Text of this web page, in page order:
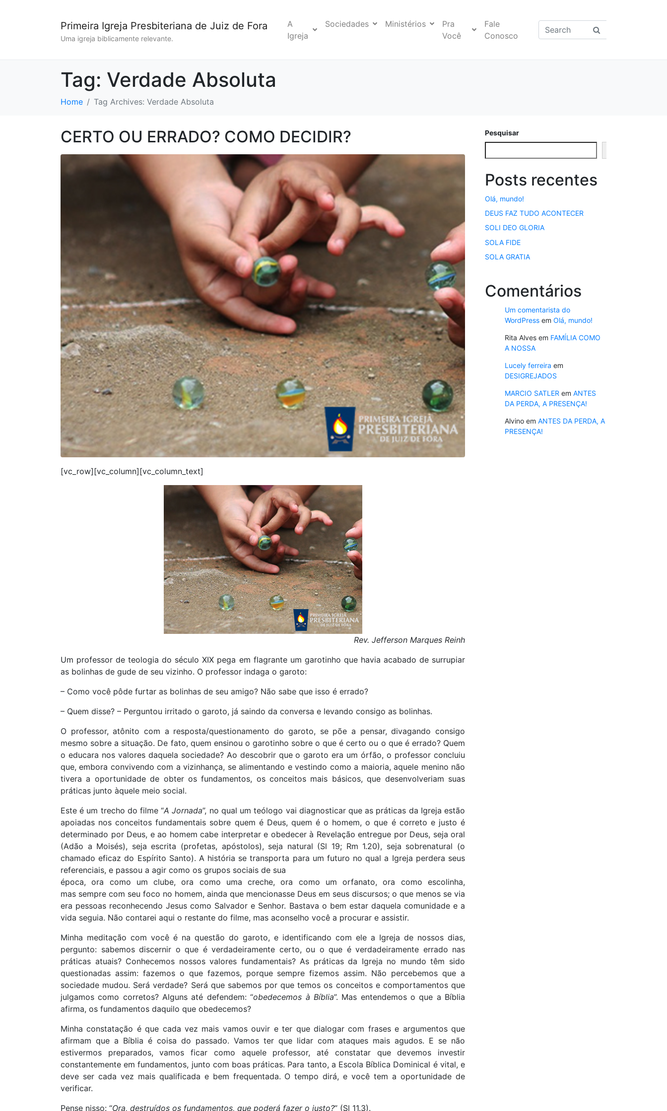
Primeira Igreja Presbiteriana de Juiz de Fora
Uma igreja biblicamente relevante.
A
Igreja
Sociedades Ministérios
Pra
Você
Fale
Conosco
Tag: Verdade Absoluta
Home Tag Archives: Verdade Absoluta
CERTO OU ERRADO? COMO DECIDIR?
[vc_row][vc_column][vc_column_text]
Rev. Jefferson Marques Reinh
Um professor de teologia do século XIX pega em flagrante um garotinho que havia acabado de surrupiar
as bolinhas de gude de seu vizinho. O professor indaga o garoto:
– Como você pôde furtar as bolinhas de seu amigo? Não sabe que isso é errado?
– Quem disse? – Perguntou irritado o garoto, já saindo da conversa e levando consigo as bolinhas.
O professor, atônito com a resposta/questionamento do garoto, se põe a pensar, divagando consigo
mesmo sobre a situação. De fato, quem ensinou o garotinho sobre o que é certo ou o que é errado? Quem
o educara nos valores daquela sociedade? Ao descobrir que o garoto era um órfão, o professor concluiu
que, embora convivendo com a vizinhança, se alimentando e vestindo como a maioria, aquele menino não
tivera a oportunidade de obter os fundamentos, os conceitos mais básicos, que desenvolveriam suas
práticas junto àquele meio social.
Este é um trecho do filme “A Jornada”, no qual um teólogo vai diagnosticar que as práticas da Igreja estão
apoiadas nos conceitos fundamentais sobre quem é Deus, quem é o homem, o que é correto e justo é
determinado por Deus, e ao homem cabe interpretar e obedecer à Revelação entregue por Deus, seja oral
(Adão a Moisés), seja escrita (profetas, apóstolos), seja natural (Sl 19; Rm 1.20), seja sobrenatural (o
chamado eficaz do Espírito Santo). A história se transporta para um futuro no qual a Igreja perdera seus
referenciais, e passou a agir como os grupos sociais de sua
época, ora como um clube, ora como uma creche, ora como um orfanato, ora como escolinha,
mas sempre com seu foco no homem, ainda que mencionasse Deus em seus discursos; o que menos se via
era pessoas reconhecendo Jesus como Salvador e Senhor. Bastava o bem estar daquela comunidade e a
vida seguia. Não contarei aqui o restante do filme, mas aconselho você a procurar e assistir.
Minha meditação com você é na questão do garoto, e identificando com ele a Igreja de nossos dias,
pergunto: sabemos discernir o que é verdadeiramente certo, ou o que é verdadeiramente errado nas
práticas atuais? Conhecemos nossos valores fundamentais? As práticas da Igreja no mundo têm sido
questionadas assim: fazemos o que fazemos, porque sempre fizemos assim. Não percebemos que a
sociedade mudou. Será verdade? Será que sabemos por que temos os conceitos e comportamentos que
julgamos como corretos? Alguns até defendem: “obedecemos à Bíblia”. Mas entendemos o que a Bíblia
afirma, os fundamentos daquilo que obedecemos?
Minha constatação é que cada vez mais vamos ouvir e ter que dialogar com frases e argumentos que
afirmam que a Bíblia é coisa do passado. Vamos ter que lidar com ataques mais agudos. E se não
estivermos preparados, vamos ficar como aquele professor, até constatar que devemos investir
constantemente em fundamentos, junto com boas práticas. Para tanto, a Escola Bíblica Dominical é vital, e
deve ser cada vez mais qualificada e bem frequentada. O tempo dirá, e você tem a oportunidade de
verificar.
Pense nisso: “Ora, destruídos os fundamentos, que poderá fazer o justo?” (Sl 11.3).
Pesquisar
Posts recentes
Olá, mundo!
DEUS FAZ TUDO ACONTECER
SOLI DEO GLORIA
SOLA FIDE
SOLA GRATIA
Comentários
Um comentarista do
WordPress em Olá, mundo!
Rita Alves em FAMÍLIA COMO
A NOSSA
Lucely ferreira em
DESIGREJADOS
MARCIO SATLER em ANTES
DA PERDA, A PRESENÇA!
Alvino em ANTES DA PERDA, A
PRESENÇA!